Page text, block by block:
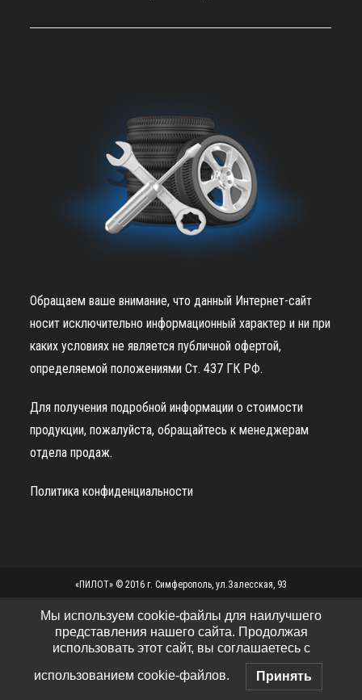
Обращаем ваше внимание, что данный Интернет-сайт
носит исключительно информационный характер и ни при
каких условиях не является публичной офертой,
определяемой положениями Ст. 437 ГК РФ.
Для получения подробной информации о стоимости
продукции, пожалуйста, обращайтесь к менеджерам
отдела продаж.
Политика конфиденциальности
«ПИЛОТ» © 2016 г. Симферополь, ул.Залесская, 93
Мы используем cookie-файлы для наилучшего
представления нашего сайта. Продолжая
использовать этот сайт, вы соглашаетесь с
использованием cookie-файлов. Принять